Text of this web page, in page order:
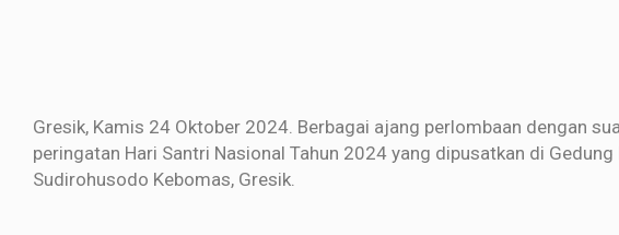
Gresik, Kamis 24 Oktober 2024. Berbagai ajang perlombaan dengan
peringatan Hari Santri Nasional Tahun 2024 yang dipusatkan di Gedung
Sudirohusodo Kebomas, Gresik.